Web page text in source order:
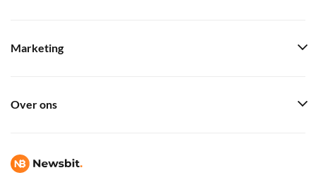
Marketing
Over ons